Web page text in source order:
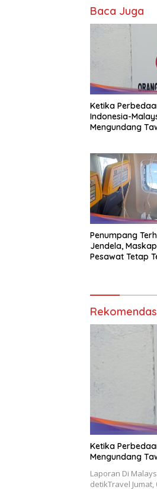
Baca Juga
Ketika
Indonesia-
Mengundang
Penumpang
Jendela,
Pesawat Tetap
Ketika
Mengundang
Laporan Di
detikTravel Jumat,